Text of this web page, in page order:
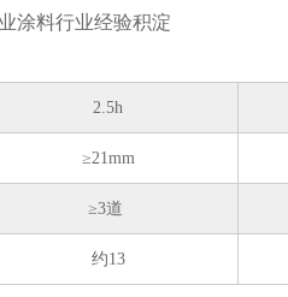
涂料行业经验积淀
2.5h
≥21mm
≥3道
约13